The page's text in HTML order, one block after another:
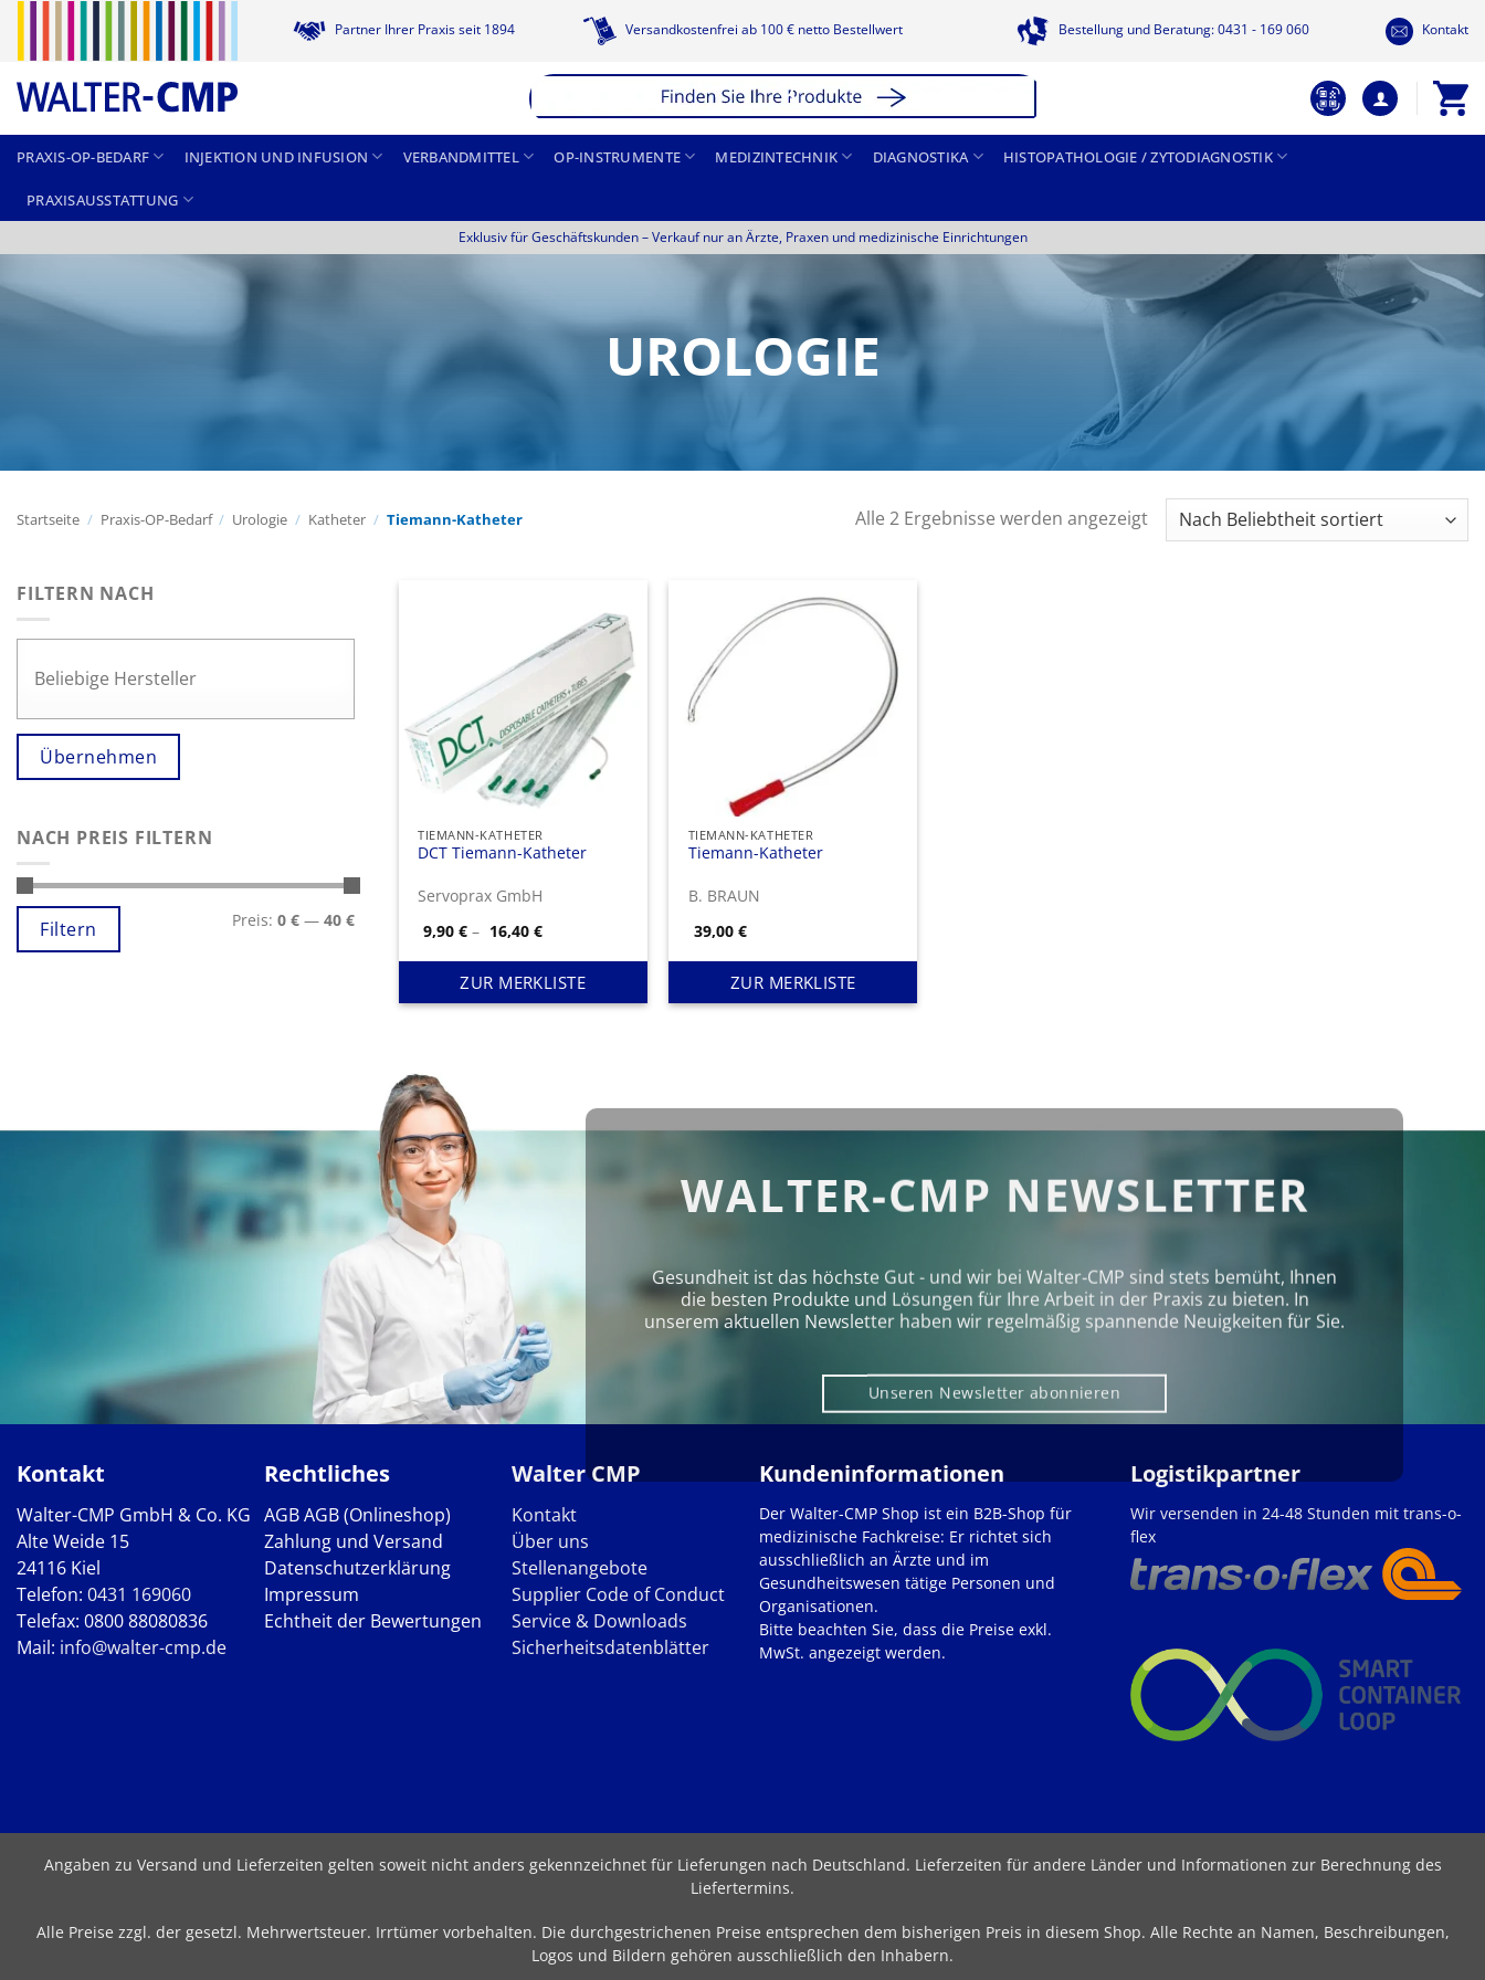
springen
Partner Ihrer Praxis seit 1894 Versandkostenfrei ab 100 € netto Bestellwert Bestellung und Beratung: 0431 - 169 060 Kontakt
PRAXIS-OP-BEDARF INJEKTION UND INFUSION VERBANDMITTEL OP-INSTRUMENTE MEDIZINTECHNIK DIAGNOSTIKA HISTOPATHOLOGIE / ZYTODIAGNOSTIK
PRAXISAUSSTATTUNG
Exklusiv für Geschäftskunden –Verkauf nur an Ärzte, Praxen und medizinische Einrichtungen
UROLOGIE
Startseite / Praxis-OP-Bedarf / Urologie / Katheter / Tiemann-Katheter Alle 2 Ergebnisse werden angezeigtNach
Beliebtheit
FILTERN NACH
Übernehmen
NACH PREIS FILTERN
Min.
Preis
Max.
PreisFiltern Preis: 0 € — 40 €
TIEMANN-KATHETER
DCT Tiemann-Katheter
Servoprax GmbH
9,90€ – 16,40€Preisspanne:
bis
16,40 €
ZUR MERKLISTE
TIEMANN-KATHETER
Tiemann-Katheter
B. BRAUN
39,00 €
ZUR MERKLISTE
WALTER-CMP NEWSLETTER
Gesundheit ist das höchste Gut - und wir bei Walter‑CMP sind stets bemüht, Ihnen
die besten Produkte und Lösungen für Ihre Arbeit in der Praxis zu bieten. In
unserem aktuellen Newsletter haben wir regelmäßig spannende Neuigkeiten für Sie.
Unseren Newsletter abonnieren
Kontakt
Walter-CMP GmbH & Co. KG
Alte Weide 15
24116 Kiel
Telefon: 0431 169060
Telefax: 0800 88080836
Mail: info@walter-cmp.de
Rechtliches
AGBAGB (Onlineshop)
Zahlung und Versand
Datenschutzerklärung
Impressum
Echtheit der Bewertungen
Walter CMP
Kontakt
Über uns
Stellenangebote
Supplier Code of Conduct
Service & Downloads
Sicherheitsdatenblätter
Kundeninformationen
Der Walter-CMP Shop ist ein B2B-Shop für
medizinische Fachkreise: Er richtet sich
ausschließlich an Ärzte und im
Gesundheitswesen tätige Personen und
Organisationen.
Bitte beachten Sie, dass die Preise exkl.
MwSt. angezeigt werden.
Logistikpartner
Wir versenden in 24-48 Stunden mit trans-o-
flex
Angaben zu Versand und Lieferzeiten gelten soweit nicht anders gekennzeichnet für Lieferungen nach Deutschland. Lieferzeiten für andere Länder und Informationen zur Berechnung des
Liefertermins.
Alle Preise zzgl. der gesetzl. Mehrwertsteuer. Irrtümer vorbehalten. Die durchgestrichenen Preise entsprechen dem bisherigen Preis in diesem Shop. Alle Rechte an Namen, Beschreibungen,
Logos und Bildern gehören ausschließlich den Inhabern.